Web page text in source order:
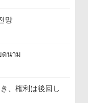
망
ดนาม
、権利は後回し